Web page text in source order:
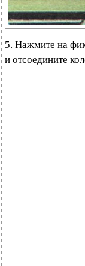
5. Нажмите на
и отсоедините